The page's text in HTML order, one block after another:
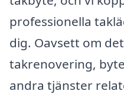
professionella
dig. Oavsett om
takrenovering,
andra tjänster